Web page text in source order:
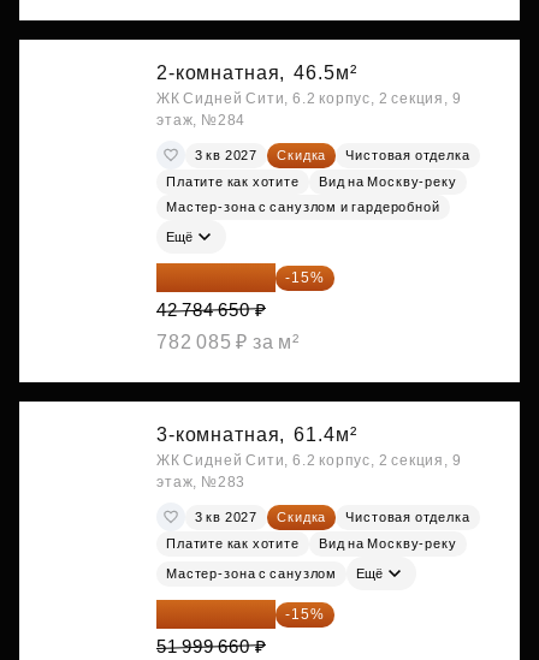
2-комнатная, 46.5м²
ЖК Сидней Сити, 6.2 корпус, 2 секция, 9
этаж, №284
3 кв 2027 Скидка
Чистовая отделка
Платите как хотите
Вид на Москву-реку
Мастер-зона с санузлом и гардеробной
Ещё
36 366 953 ₽ -15%
42 784 650 ₽
782 085 ₽ за м²
3-комнатная, 61.4м²
ЖК Сидней Сити, 6.2 корпус, 2 секция, 9
этаж, №283
3 кв 2027 Скидка
Чистовая отделка
Платите как хотите
Вид на Москву-реку
Мастер-зона с санузлом Ещё
44 199 711 ₽ -15%
51 999 660 ₽